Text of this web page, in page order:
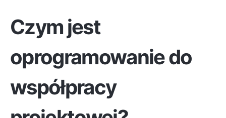
Czym jest
oprogramowanie do
współpracy